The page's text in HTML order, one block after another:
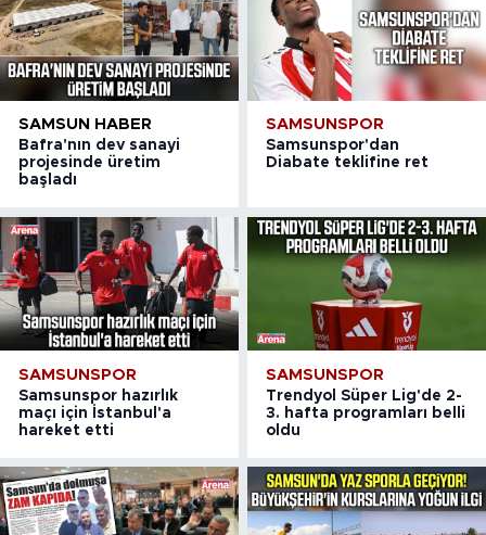
SAMSUN HABER
Bafra'nın dev sanayi
projesinde üretim
başladı
SAMSUNSPOR
Samsunspor'dan
Diabate teklifine ret
SAMSUNSPOR
Samsunspor hazırlık
maçı için İstanbul'a
hareket etti
SAMSUNSPOR
Trendyol Süper Lig'de 2-
3. hafta programları belli
oldu